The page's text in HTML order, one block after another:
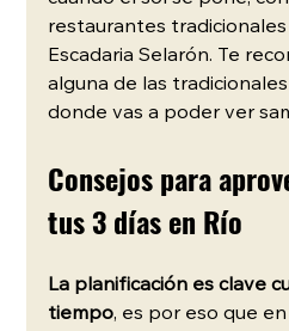
restaurantes tradicionales
Escadaria Selarón. Te
alguna de las
donde vas a poder ver
Consejos para
tus 3 días en Río
La planificación es clave
tiempo, es por eso que